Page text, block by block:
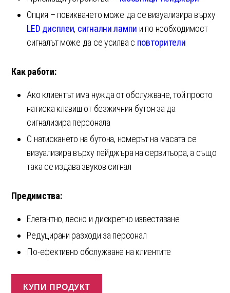
Опция – повикването може да се визуализира върху
LED дисплеи, сигнални лампи и по необходимост
сигналът може да се усилва с повторители
Как работи:
Ако клиентът има нужда от обслужване, той просто
натиска клавиш от безжичния бутон за да
сигнализира персонала
С натискането на бутона, номерът на масата се
визуализира върху пейджъра на сервитьора, а също
така се издава звуков сигнал
Предимства:
Елегантно, лесно и дискретно известяване
Редуцирани разходи за персонал
По-ефективно обслужване на клиентите
КУПИ ПРОДУКТ